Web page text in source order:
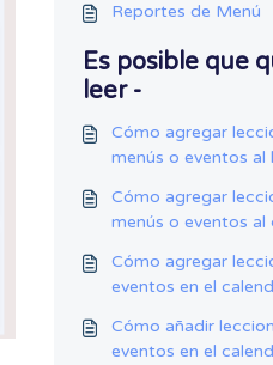
Reportes de Menú
Es posible que
leer -
Cómo agregar
menús o eventos al
Cómo agregar
menús o eventos al
Cómo agregar
eventos en el
Cómo añadir
eventos en el